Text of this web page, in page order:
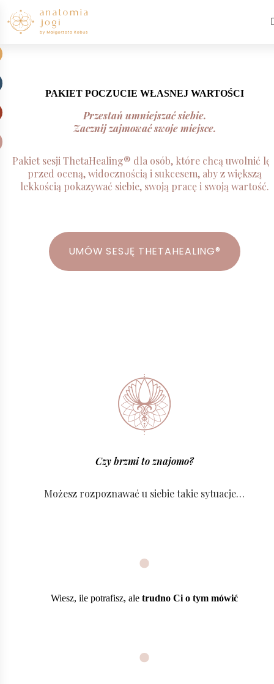
PAKIET POCZUCIE WŁASNEJ WARTOŚCI
Przestań umniejszać siebie.
Zacznij zajmować swoje miejsce.
Pakiet sesji ThetaHealing® dla osób, które chcą uwolnić
przed oceną, widocznością i sukcesem, aby z większą
lekkością pokazywać siebie, swoją pracę i swoją wartość.
UMÓW SESJĘ THETAHEALING®
Czy brzmi to znajomo?
Możesz rozpoznawać u siebie takie sytuacje…
Wiesz, ile potrafisz, ale trudno Ci o tym mówić